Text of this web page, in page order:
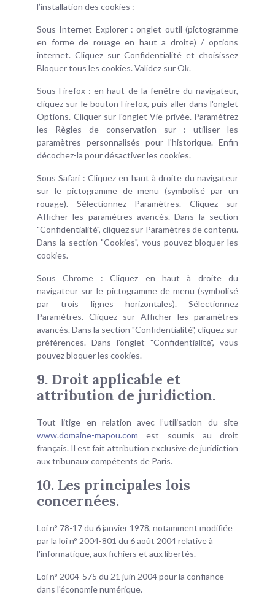
l’installation des cookies :
Sous Internet Explorer : onglet outil (pictogramme
en forme de rouage en haut a droite) / options
internet. Cliquez sur Confidentialité et choisissez
Bloquer tous les cookies. Validez sur Ok.
Sous Firefox : en haut de la fenêtre du navigateur,
cliquez sur le bouton Firefox, puis aller dans l'onglet
Options. Cliquer sur l'onglet Vie privée. Paramétrez
les Règles de conservation sur : utiliser les
paramètres personnalisés pour l'historique. Enfin
décochez-la pour désactiver les cookies.
Sous Safari : Cliquez en haut à droite du navigateur
sur le pictogramme de menu (symbolisé par un
rouage). Sélectionnez Paramètres. Cliquez sur
Afficher les paramètres avancés. Dans la section
"Confidentialité", cliquez sur Paramètres de contenu.
Dans la section "Cookies", vous pouvez bloquer les
cookies.
Sous Chrome : Cliquez en haut à droite du
navigateur sur le pictogramme de menu (symbolisé
par trois lignes horizontales). Sélectionnez
Paramètres. Cliquez sur Afficher les paramètres
avancés. Dans la section "Confidentialité", cliquez sur
préférences. Dans l'onglet "Confidentialité", vous
pouvez bloquer les cookies.
9. Droit applicable et
attribution de juridiction.
Tout litige en relation avec l’utilisation du site
www.domaine-mapou.com est soumis au droit
français. Il est fait attribution exclusive de juridiction
aux tribunaux compétents de Paris.
10. Les principales lois
concernées.
Loi n° 78-17 du 6 janvier 1978, notamment modifiée
par la loi n° 2004-801 du 6 août 2004 relative à
l'informatique, aux fichiers et aux libertés.
Loi n° 2004-575 du 21 juin 2004 pour la confiance
dans l'économie numérique.